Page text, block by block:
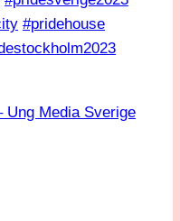
#pridehouse
Media Sverige